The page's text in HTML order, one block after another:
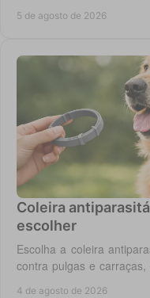
5 de agosto de 2026
Coleira
escolher
Escolha a coleira
contra pulgas e carraças,
4 de agosto de 2026